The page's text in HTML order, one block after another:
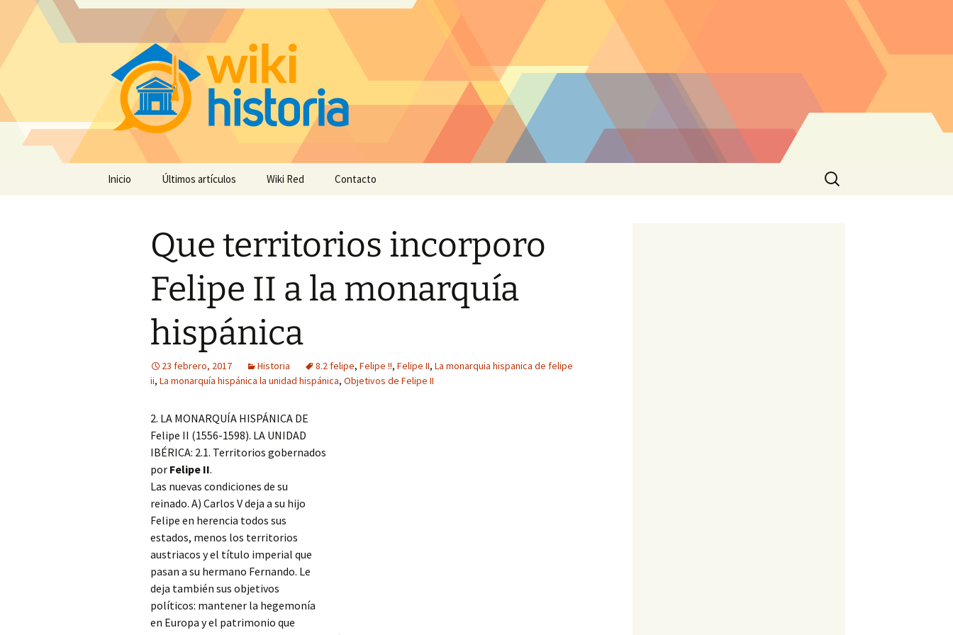
Inicio Últimos artículos Wiki Red Contacto
Buscar:
Que territorios incorporo
Felipe II a la monarquía
hispánica
23 febrero, 2017 Historia 8.2 felipe, Felipe !!, Felipe II, La monarquia hispanica de felipe
ii, La monarquía hispánica la unidad hispánica, Objetivos de Felipe II
2. LA MONARQUÍA HISPÁNICA DE
Felipe II (1556-1598). LA UNIDAD
IBÉRICA: 2.1. Territorios gobernados
por Felipe II.
Las nuevas condiciones de su
reinado. A) Carlos V deja a su hijo
Felipe en herencia todos sus
estados, menos los territorios
austriacos y el título imperial que
pasan a su hermano Fernando. Le
deja también sus objetivos
políticos: mantener la hegemonía
en Europa y el patrimonio que